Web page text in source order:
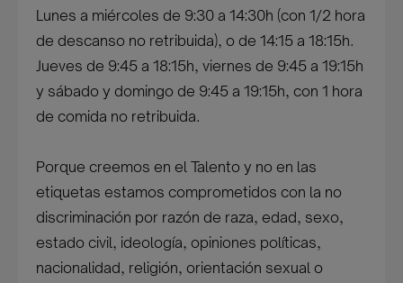
Lunes a miércoles de 9:30 a 14:30h (con 1/2 hora
de descanso no retribuida), o de 14:15 a 18:15h.
Jueves de 9:45 a 18:15h, viernes de 9:45 a 19:15h
y sábado y domingo de 9:45 a 19:15h, con 1 hora
de comida no retribuida.
Porque creemos en el Talento y no en las
etiquetas estamos comprometidos con la no
discriminación por razón de raza, edad, sexo,
estado civil, ideología, opiniones políticas,
nacionalidad, religión, orientación sexual o